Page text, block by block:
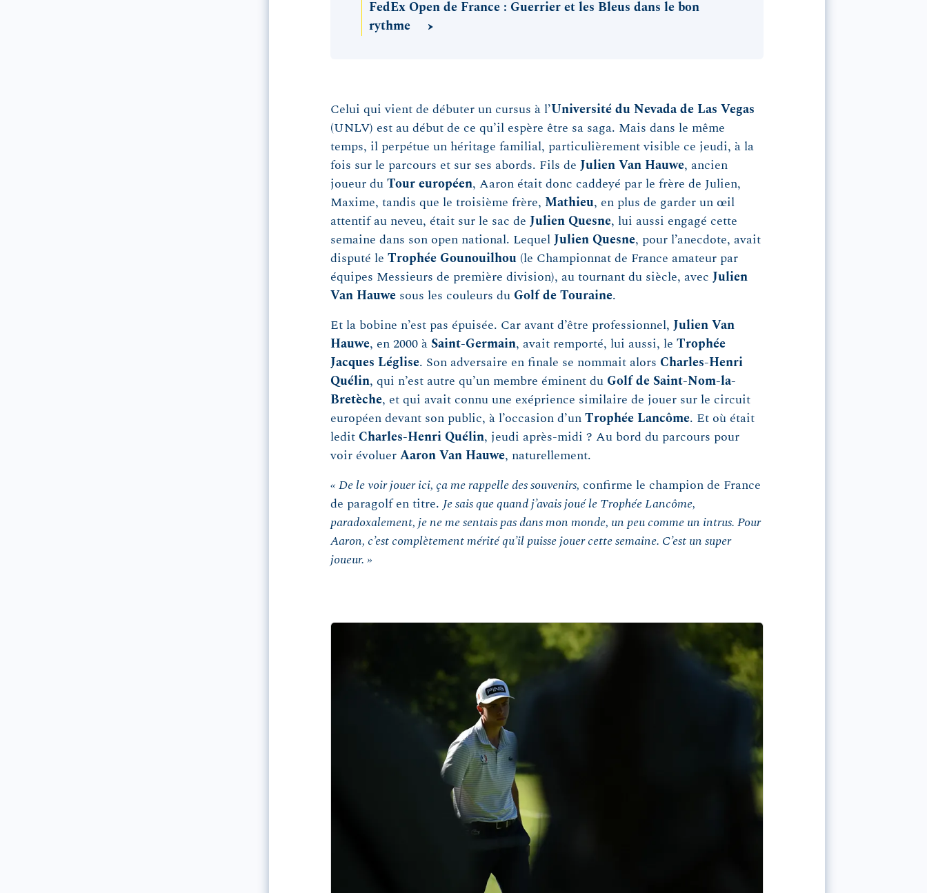
FedEx Open de France : Guerrier et les Bleus dans le bon
rythme
Celui qui vient de débuter un cursus à l’Université du Nevada de Las Vegas
(UNLV) est au début de ce qu’il espère être sa saga. Mais dans le même
temps, il perpétue un héritage familial, particulièrement visible ce jeudi, à la
fois sur le parcours et sur ses abords. Fils de Julien Van Hauwe, ancien
joueur du Tour européen, Aaron était donc caddeyé par le frère de Julien,
Maxime, tandis que le troisième frère, Mathieu, en plus de garder un œil
attentif au neveu, était sur le sac de Julien Quesne, lui aussi engagé cette
semaine dans son open national. Lequel Julien Quesne, pour l’anecdote, avait
disputé le Trophée Gounouilhou (le Championnat de France amateur par
équipes Messieurs de première division), au tournant du siècle, avec Julien
Van Hauwe sous les couleurs du Golf de Touraine.
Et la bobine n’est pas épuisée. Car avant d’être professionnel, Julien Van
Hauwe, en 2000 à Saint-Germain, avait remporté, lui aussi, le Trophée
Jacques Léglise. Son adversaire en finale se nommait alors Charles-Henri
Quélin, qui n’est autre qu’un membre éminent du Golf de Saint-Nom-la-
Bretèche, et qui avait connu une exéprience similaire de jouer sur le circuit
européen devant son public, à l’occasion d’un Trophée Lancôme. Et où était
ledit Charles-Henri Quélin, jeudi après-midi ? Au bord du parcours pour
voir évoluer Aaron Van Hauwe, naturellement.
« De le voir jouer ici, ça me rappelle des souvenirs, confirme le champion de France
de paragolf en titre. Je sais que quand j’avais joué le Trophée Lancôme,
paradoxalement, je ne me sentais pas dans mon monde, un peu comme un intrus. Pour
Aaron, c’est complètement mérité qu’il puisse jouer cette semaine. C’est un super
joueur. »